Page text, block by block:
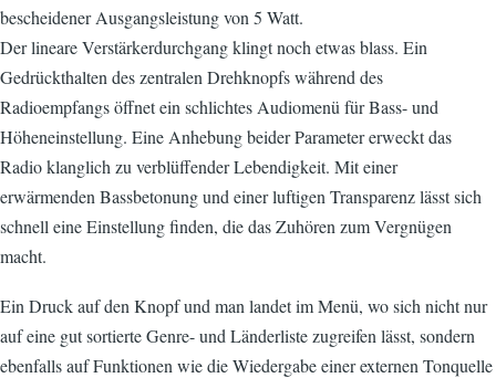
bescheidener Ausgangsleistung von 5 Watt.
Der lineare Verstärkerdurchgang klingt noch etwas blass. Ein
Gedrückthalten des zentralen Drehknopfs während des
Radioempfangs öffnet ein schlichtes Audiomenü für Bass- und
Höheneinstellung. Eine Anhebung beider Parameter erweckt das
Radio klanglich zu verblüffender Lebendigkeit. Mit einer
erwärmenden Bassbetonung und einer luftigen Transparenz lässt sich
schnell eine Einstellung finden, die das Zuhören zum Vergnügen
macht.
Ein Druck auf den Knopf und man landet im Menü, wo sich nicht nur
auf eine gut sortierte Genre- und Länderliste zugreifen lässt, sondern
ebenfalls auf Funktionen wie die Wiedergabe einer externen Tonquelle